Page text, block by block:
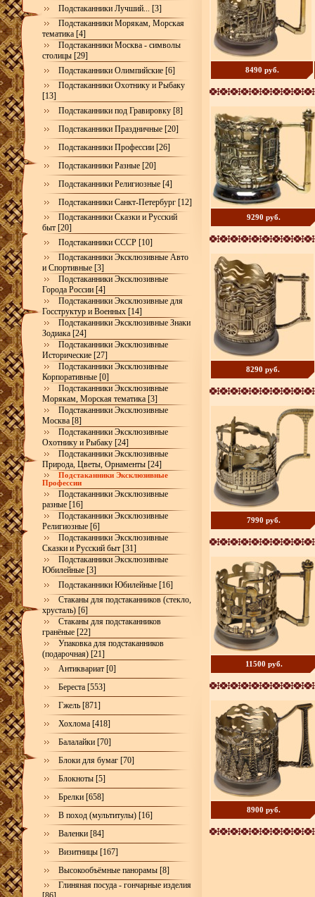
Подстаканники Лучший... [3]
Подстаканники Морякам, Морская
тематика [4]
Подстаканники Москва - символы
столицы [29]
Подстаканники Олимпийские [6]
Подстаканники Охотнику и Рыбаку
[13]
Подстаканники под Гравировку [8]
Подстаканники Праздничные [20]
Подстаканники Профессии [26]
Подстаканники Разные [20]
Подстаканники Религиозные [4]
Подстаканники Санкт-Петербург [12]
Подстаканники Сказки и Русский
быт [20]
Подстаканники СССР [10]
Подстаканники Эксклюзивные Авто
и Спортивные [3]
Подстаканники Эксклюзивные
Города России [4]
Подстаканники Эксклюзивные для
Госструктур и Военных [14]
Подстаканники Эксклюзивные Знаки
Зодиака [24]
Подстаканники Эксклюзивные
Исторические [27]
Подстаканники Эксклюзивные
Корпоративные [0]
Подстаканники Эксклюзивные
Морякам, Морская тематика [3]
Подстаканники Эксклюзивные
Москва [8]
Подстаканники Эксклюзивные
Охотнику и Рыбаку [24]
Подстаканники Эксклюзивные
Природа, Цветы, Орнаменты [24]
Подстаканники Эксклюзивные
Профессии
Подстаканники Эксклюзивные
разные [16]
Подстаканники Эксклюзивные
Религиозные [6]
Подстаканники Эксклюзивные
Сказки и Русский быт [31]
Подстаканники Эксклюзивные
Юбилейные [3]
Подстаканники Юбилейные [16]
Стаканы для подстаканников (стекло,
хрусталь) [6]
Стаканы для подстаканников
гранёные [22]
Упаковка для подстаканников
(подарочная) [21]
Антиквариат [0]
Береста [553]
Гжель [871]
Хохлома [418]
Балалайки [70]
Блоки для бумаг [70]
Блокноты [5]
Брелки [658]
В поход (мультитулы) [16]
Валенки [84]
Визитницы [167]
Высокообъёмные панорамы [8]
Глиняная посуда - гончарные изделия
8490 руб.
9290 руб.
8290 руб.
7990 руб.
11500 руб.
8900 руб.